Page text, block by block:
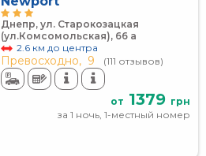
Днепр, ул. Старокозацкая
(ул.Комсомольская), 66 а
2.6 км до центра
Превосходно, 9 (111 отзывов)
от 1379 грн
за 1 ночь, 1-местный номер